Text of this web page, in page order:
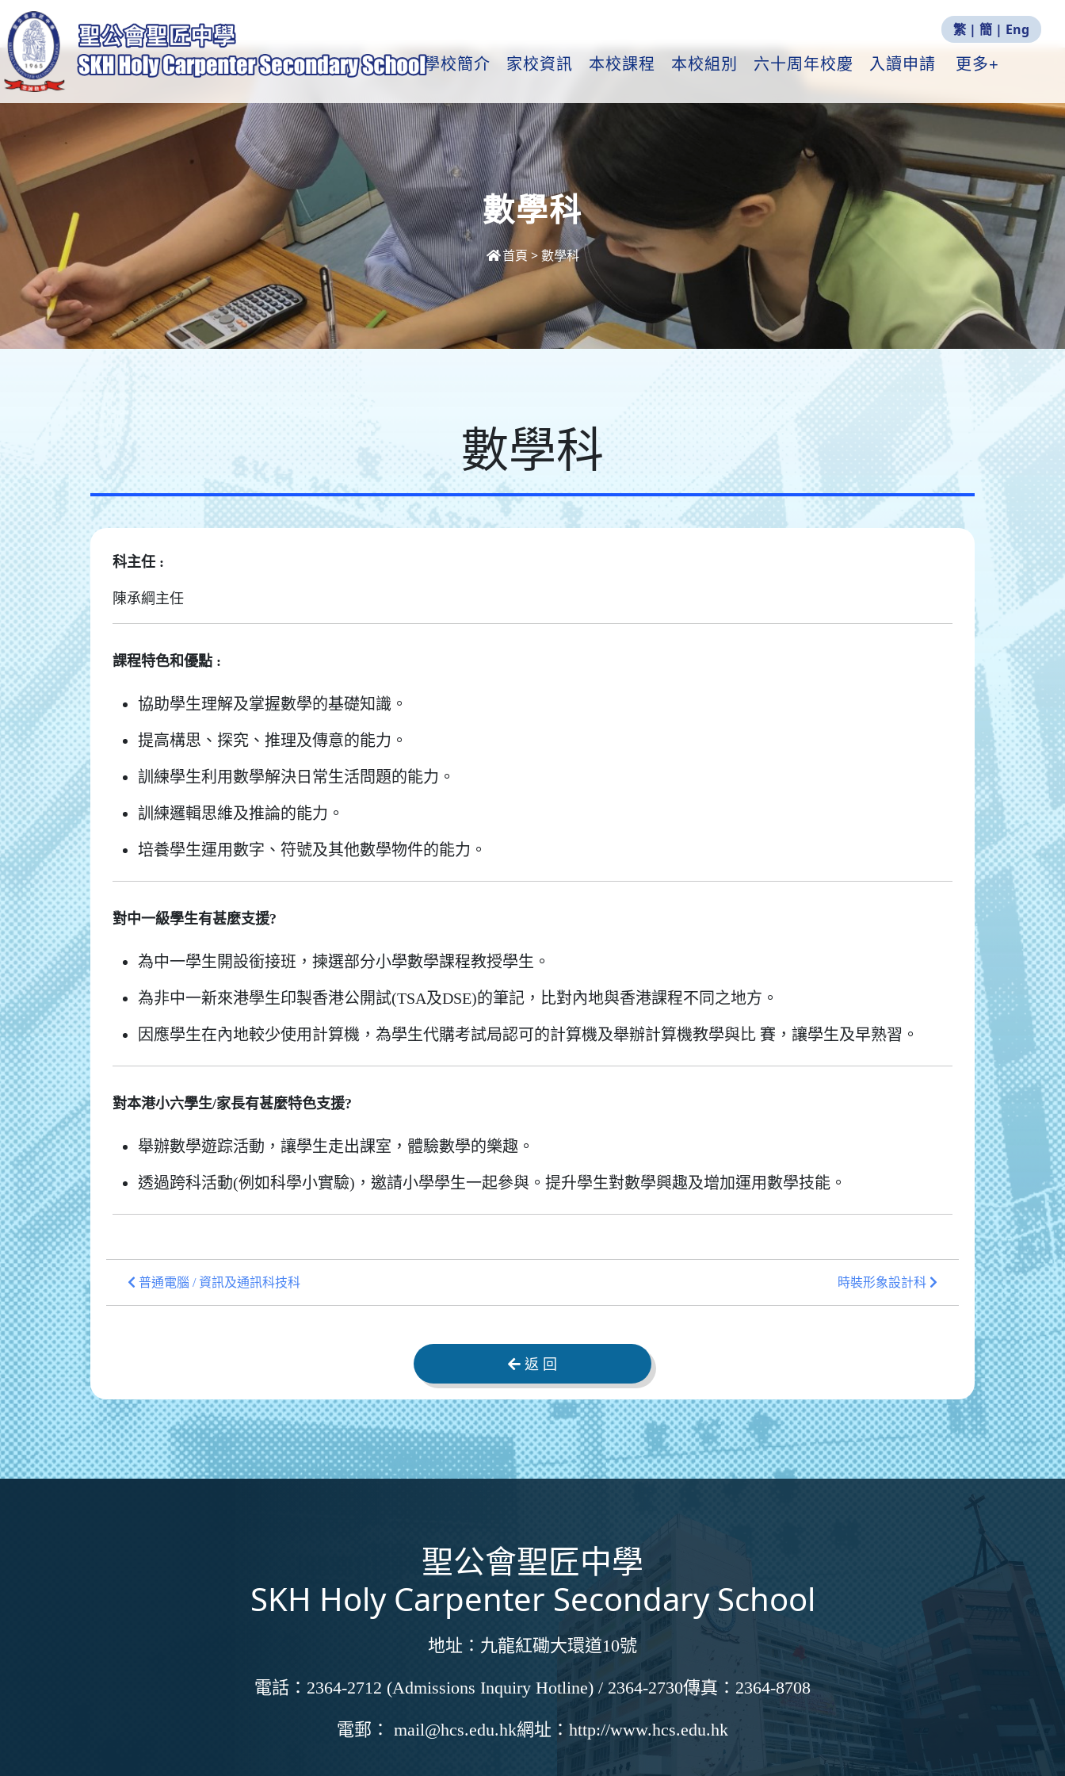
繁 | 簡 | Eng
學校簡介
家校資訊 本校課程 本校組別 六十周年校慶 入讀申請 更多+
數學科
首頁 > 數學科
數學科
科主任 :
陳承綱主任
課程特色和優點 :
協助學生理解及掌握數學的基礎知識。
提高構思、探究、推理及傳意的能力。
訓練學生利用數學解決日常生活問題的能力。
訓練邏輯思維及推論的能力。
培養學生運用數字、符號及其他數學物件的能力。
對中一級學生有甚麼支援?
為中一學生開設銜接班，揀選部分小學數學課程教授學生。
為非中一新來港學生印製香港公開試(TSA及DSE)的筆記，比對內地與香港課程不同之地方。
因應學生在內地較少使用計算機，為學生代購考試局認可的計算機及舉辦計算機教學與比 賽，讓學生及早熟習。
對本港小六學生/家長有甚麼特色支援?
舉辦數學遊踪活動，讓學生走出課室，體驗數學的樂趣。
透過跨科活動(例如科學小實驗)，邀請小學學生一起參與。提升學生對數學興趣及增加運用數學技能。
普通電腦 / 資訊及通訊科技科 時裝形象設計科
返 回
聖公會聖匠中學
SKH Holy Carpenter Secondary School
地址： 九龍紅磡大環道10號
電話： 2364-2712 (Admissions Inquiry Hotline) / 2364-2730傳真： 2364-8708
電郵： mail@hcs.edu.hk網址： http://www.hcs.edu.hk